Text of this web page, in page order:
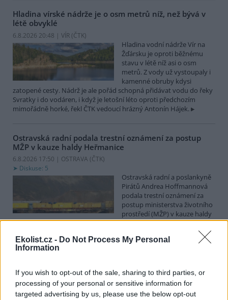
Ekolist.cz - Do Not Process My Personal
Information
If you wish to opt-out of the sale, sharing to third parties, or
processing of your personal or sensitive information for
targeted advertising by us, please use the below opt-out
Hladina vírské nádrže je o osm metrů níž, než bývá v
létě obvyklé
6.8.2026 20:48 | VÍR (ČTK)
Hladina vodní nádrže Vír na
Žďársku je oproti běžnému
stavu v létě níž asi o osm
metrů. Z vody už vystoupaly i
kamenné obruby kdysi
zatopené cesty. Nádrž je ale pořád schopná přidávat vodu do řeky
Svratky i do vodáren, i když je letošní léto oproti předchozím
mimořádně horké, řekl ČTK vedoucí hrázný Antonín Hájek.
Ostravská radní podala trestní oznámení za postup
MŽP v kauze haldy Heřmanice
6.8.2026 17:50 | OSTRAVA (ČTK)
Diskuse: 5
Ostravská radní a poslankyně
Pirátů Andrea Hoffmannová
podala trestní oznámení za
postup ministerstva životního
prostředí (MŽP) v kauze haldy
Heřmanice. Vyplývá to ze zprávy, kterou ČTK poskytla Česká
pirátská strana. Požaduje, aby policie prověřila okolnosti odebrání
případu České inspekci životního prostředí (ČIŽP) a zastavení řízení.
Hoffmannová ČTK sdělila, že trestní oznámení podala proti dosud
dalším osobám, jejichž účast na popsaném postupu může být
zjištěna prověřováním. Stanovisko MŽP a ČIŽP ČTK shání.